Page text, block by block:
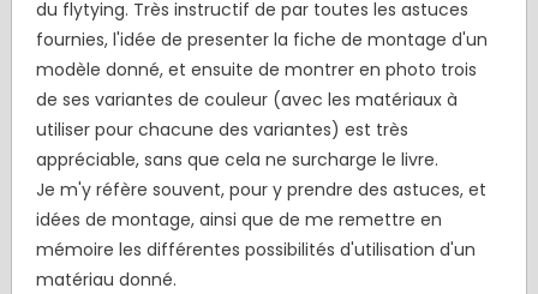
du flytying. Très instructif de par toutes les astuces
fournies, l'idée de presenter la fiche de montage d'un
modèle donné, et ensuite de montrer en photo trois
de ses variantes de couleur (avec les matériaux à
utiliser pour chacune des variantes) est très
appréciable, sans que cela ne surcharge le livre.
Je m'y réfère souvent, pour y prendre des astuces, et
idées de montage, ainsi que de me remettre en
mémoire les différentes possibilités d'utilisation d'un
matériau donné.